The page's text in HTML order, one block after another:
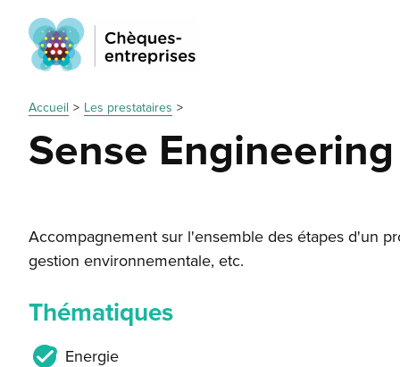
Accueil Les prestataires
Sense Engineering
Accompagnement sur l'ensemble des étapes d'un
gestion environnementale, etc.
Thématiques
Energie